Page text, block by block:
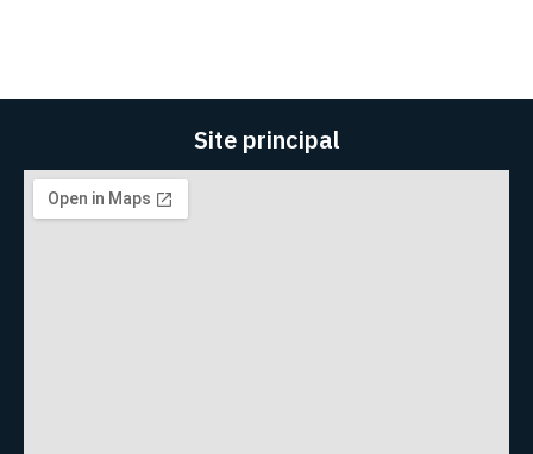
Site principal